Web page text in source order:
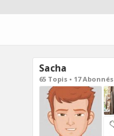
Sacha
65 Topis • 17 Abonnés